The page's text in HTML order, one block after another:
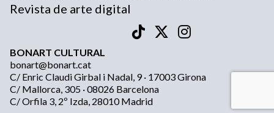
Revista de arte digital
BONART CULTURAL
bonart@bonart.cat
C/ Enric Claudi Girbal i Nadal, 9 · 17003 Girona
C/ Mallorca, 305 · 08026 Barcelona
C/ Orfila 3, 2º Izda, 28010 Madrid